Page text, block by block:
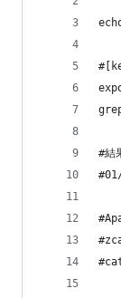
#結